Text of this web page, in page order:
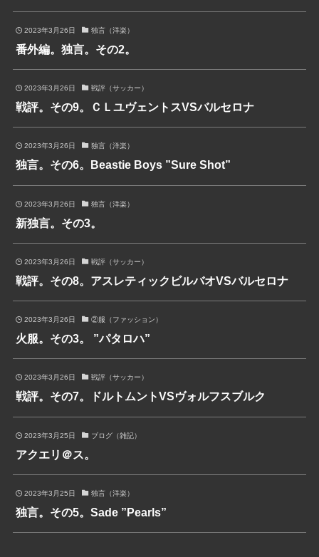
2023年3月26日 独言（洋楽）
番外編。独言。その2。
2023年3月26日 戦評（サッカー）
戦評。その9。ＣＬユヴェントスVSバルセロナ
2023年3月26日 独言（洋楽）
独言。その6。Beastie Boys ”Sure Shot”
2023年3月26日 独言（洋楽）
新独言。その3。
2023年3月26日 戦評（サッカー）
戦評。その8。アスレティックビルバオVSバルセロナ
2023年3月26日 ②服（ファッション）
火服。その3。 ”パタロハ”
2023年3月26日 戦評（サッカー）
戦評。その7。ドルトムントVSヴォルフスブルク
2023年3月25日 ブログ（雑記）
アクエリ＠ス。
2023年3月25日 独言（洋楽）
独言。その5。Sade ”Pearls”